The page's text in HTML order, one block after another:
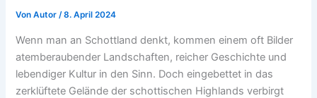
VonAutor/8. April 2024
Wenn man an Schottland denkt, kommen einem oft Bilder
atemberaubender Landschaften, reicher Geschichte und
lebendiger Kultur in den Sinn. Doch eingebettet in das
zerklüftete Gelände der schottischen Highlands verbirgt